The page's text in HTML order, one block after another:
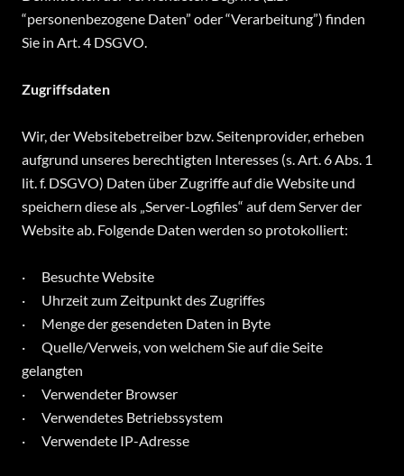
“personenbezogene Daten” oder “Verarbeitung”) finden
Sie in Art. 4 DSGVO.
Zugriffsdaten
Wir, der Websitebetreiber bzw. Seitenprovider, erheben
aufgrund unseres berechtigten Interesses (s. Art. 6 Abs. 1
lit. f. DSGVO) Daten über Zugriffe auf die Website und
speichern diese als „Server-Logfiles“ auf dem Server der
Website ab. Folgende Daten werden so protokolliert:
· Besuchte Website
· Uhrzeit zum Zeitpunkt des Zugriffes
· Menge der gesendeten Daten in Byte
· Quelle/Verweis, von welchem Sie auf die Seite
gelangten
· Verwendeter Browser
· Verwendetes Betriebssystem
· Verwendete IP-Adresse